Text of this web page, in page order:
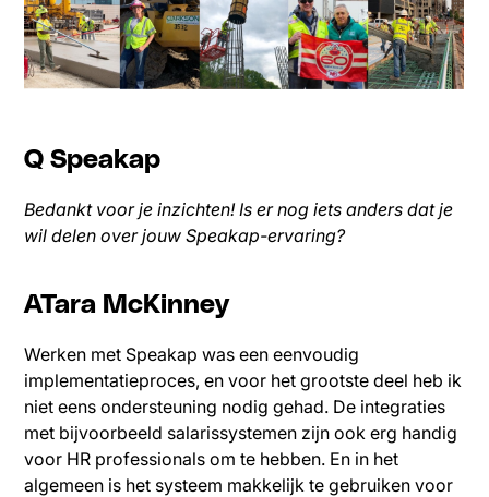
Q Speakap
Bedankt voor je inzichten! Is er nog iets anders dat je
wil delen over jouw Speakap-ervaring?
ATara McKinney
Werken met Speakap was een eenvoudig
implementatieproces, en voor het grootste deel heb ik
niet eens ondersteuning nodig gehad. De integraties
met bijvoorbeeld salarissystemen zijn ook erg handig
voor HR professionals om te hebben. En in het
algemeen is het systeem makkelijk te gebruiken voor